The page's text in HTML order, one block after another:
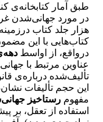
طبق آمار کتابخانه‌ی
در مورد جهانی‌شدن
هزار جلد کتاب
کتاب‌هایی با این
درواقع، از اواسط دهه‌ی 90 تا
تألیف‌شده درباره‌ی
این حجم تألیفات
مفهوم رستاخیز
استفاده از تعقل، بر